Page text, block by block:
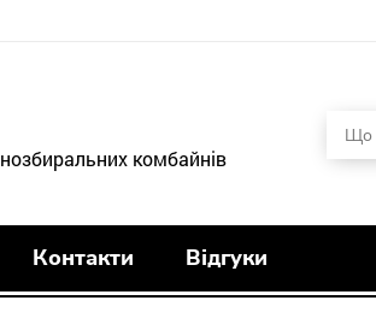
комбайнів
Контакти Відгуки